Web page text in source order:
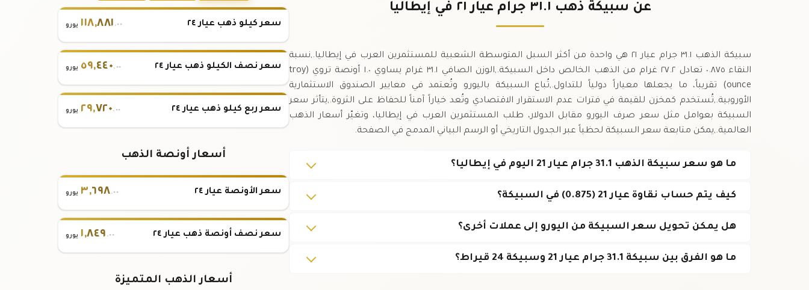
٣, ٠٧٥ يورو عن سبيكة ذهب ٣١.١ جرام عيار ٢١ في إيطاليا
سبيكة الذهب ٣١.١ جرام عيار ٢١ هي واحدة من أكثر السبل المتوسطة الشعبية للمستثمرين العرب في إيطاليا.,نسبة
النقاء ٠.٨٧٥ تعادل ٢٧.٢ غرام من الذهب الخالص داخل السبيكة.,الوزن الصافي ٣١.١ غرام يساوي ١.٠ أونصة تروي (troy
ounce) تقريباً، ما يجعلها معياراً دولياً للتداول.,تُباع السبيكة باليورو وتُعتمد في معايير الصندوق الاستثمارية
الأوروبية.,تُستخدم كمخزن للقيمة في فترات عدم الاستقرار الاقتصادي وتُعد خياراً آمناً للحفاظ على الثروة.,يتأثر سعر
السبيكة بعوامل مثل سعر صرف اليورو مقابل الدولار، طلب المستثمرين العرب في إيطاليا، وتغيّر أسعار الذهب
العالمية.,يمكن متابعة سعر السبيكة لحظياً عبر الجدول التاريخي أو الرسم البياني المدمج في الصفحة.
ما هو سعر سبيكة الذهب 31.1 جرام عيار 21 اليوم في إيطاليا؟
كيف يتم حساب نقاوة عيار 21 (0.875) في السبيكة؟
هل يمكن تحويل سعر السبيكة من اليورو إلى عملات أخرى؟
ما هو الفرق بين سبيكة 31.1 جرام عيار 21 وسبيكة 24 قيراط؟
سعر كيلو ذهب عيار ٢٤ ١١٨,٨٨١ .٠٠ يورو
سعر نصف الكيلو ذهب عيار ٢٤ ٥٩,٤٤٠.٠٠ يورو
سعر ربع كيلو ذهب عيار ٢٤ ٢٩,٧٢٠.٠٠ يورو
أسعار أونصة الذهب
سعر الأونصة عيار ٢٤ ٣,٦٩٨.٠٠ يورو
سعر نصف أونصة ذهب عيار ٢٤ ١,٨٤٩ .٠٠ يورو
أسعار الذهب المتميزة